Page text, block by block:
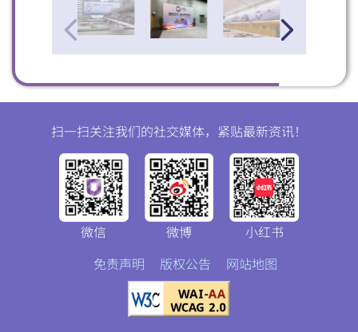
免责声明 版权公告 网站地图
扫一扫关注我们的社交媒体，紧贴最新资讯！
微信 微博 小红书